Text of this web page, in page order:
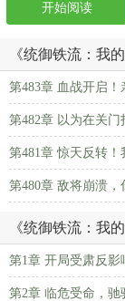
开始阅读
《统御铁流：我
第483章 血战开启
第482章 以为在关门
第481章 惊天反转
第480章 敌将崩溃，
《统御铁流：我
第1章 开局受肃反影
第2章 临危受命，驰